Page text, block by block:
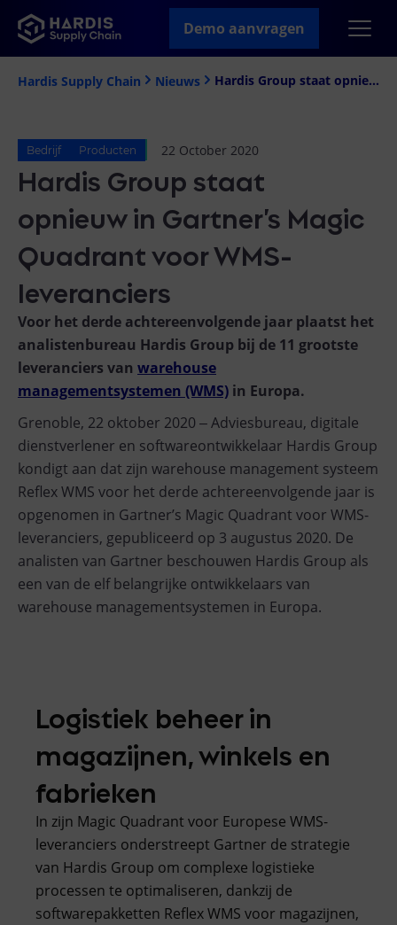
Demo aanvragen
Hardis Supply Chain Nieuws Hardis Group staat opnieuw in Gartner’s Magic Quadrant voor WMS-leveranciers
Bedrijf Producten 22 October 2020
Hardis Group staat
opnieuw in Gartner’s Magic
Quadrant voor WMS-
leveranciers
Voor het derde achtereenvolgende jaar plaatst het
analistenbureau Hardis Group bij de 11 grootste
leveranciers van warehouse
managementsystemen (WMS) in Europa.
Grenoble, 22 oktober 2020 ‒ Adviesbureau, digitale
dienstverlener en softwareontwikkelaar Hardis Group
kondigt aan dat zijn warehouse management systeem
Reflex WMS voor het derde achtereenvolgende jaar is
opgenomen in Gartner’s Magic Quadrant voor WMS-
leveranciers, gepubliceerd op 3 augustus 2020. De
analisten van Gartner beschouwen Hardis Group als
een van de elf belangrijke ontwikkelaars van
warehouse managementsystemen in Europa.
Logistiek beheer in
magazijnen, winkels en
fabrieken
In zijn Magic Quadrant voor Europese WMS-
leveranciers onderstreept Gartner de strategie
van Hardis Group om complexe logistieke
processen te optimaliseren, dankzij de
softwarepakketten Reflex WMS voor magazijnen,